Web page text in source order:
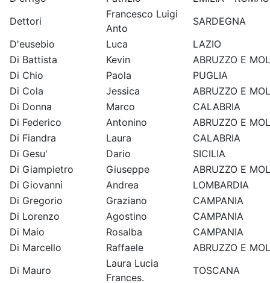
Dettori
Francesco Luigi
Anto
SARDEGNA
D'eusebio
Luca
LAZIO
Di Battista
Kevin
ABRUZZO E
Di Chio
Paola
PUGLIA
Di Cola
Jessica
ABRUZZO E
Di Donna
Marco
CALABRIA
Di Federico
Antonino
ABRUZZO E
Di Fiandra
Laura
CALABRIA
Di Gesu'
Dario
SICILIA
Di Giampietro
Giuseppe
ABRUZZO E
Di Giovanni
Andrea
LOMBARDIA
Di Gregorio
Graziano
CAMPANIA
Di Lorenzo
Agostino
CAMPANIA
Di Maio
Rosalba
CAMPANIA
Di Marcello
Raffaele
ABRUZZO E
Di Mauro
Laura Lucia
Frances.
TOSCANA